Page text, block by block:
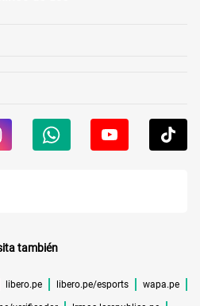
también
libero.pe libero.pe/esports wapa.pe